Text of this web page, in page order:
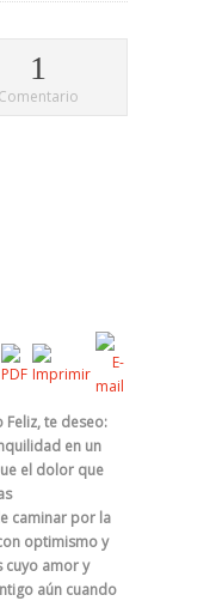
1
Comentario
Feliz,te deseo:
en un
el dolor que
caminar por la
optimismo y
cuyo amor y
aún cuando